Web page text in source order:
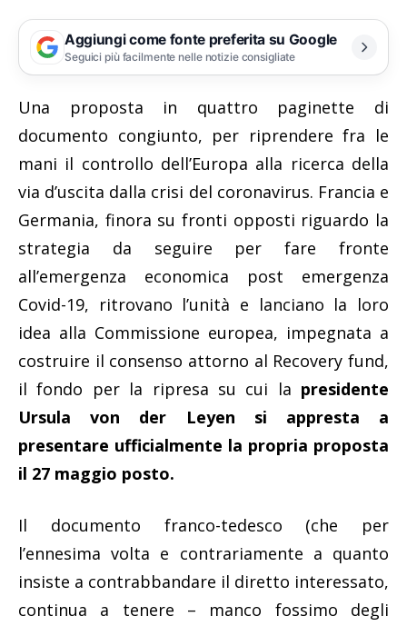
Aggiungi come fonte preferita su Google
Seguici più facilmente nelle notizie consigliate
Una proposta in quattro paginette di
documento congiunto, per riprendere fra le
mani il controllo dell’Europa alla ricerca della
via d’uscita dalla crisi del coronavirus. Francia e
Germania, finora su fronti opposti riguardo la
strategia da seguire per fare fronte
all’emergenza economica post emergenza
Covid-19, ritrovano l’unità e lanciano la loro
idea alla Commissione europea, impegnata a
costruire il consenso attorno al Recovery fund,
il fondo per la ripresa su cui la presidente
Ursula von der Leyen si appresta a
presentare ufficialmente la propria proposta
il 27 maggio posto.
Il documento franco-tedesco (che per
l’ennesima volta e contrariamente a quanto
insiste a contrabbandare il diretto interessato,
continua a tenere – manco fossimo degli